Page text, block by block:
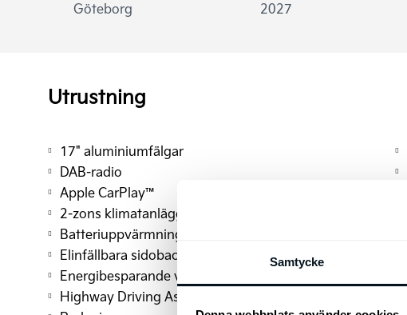
Samtycke
Göteborg 2027
Utrustning
17" aluminiumfälgar
DAB-radio
Apple CarPlay™
2-zons klimatanläggning
Batteriuppvärmningssystem
Elinfällbara sidobackspeglar
Energibesparande värmepumpsystem
Highway Driving Assist